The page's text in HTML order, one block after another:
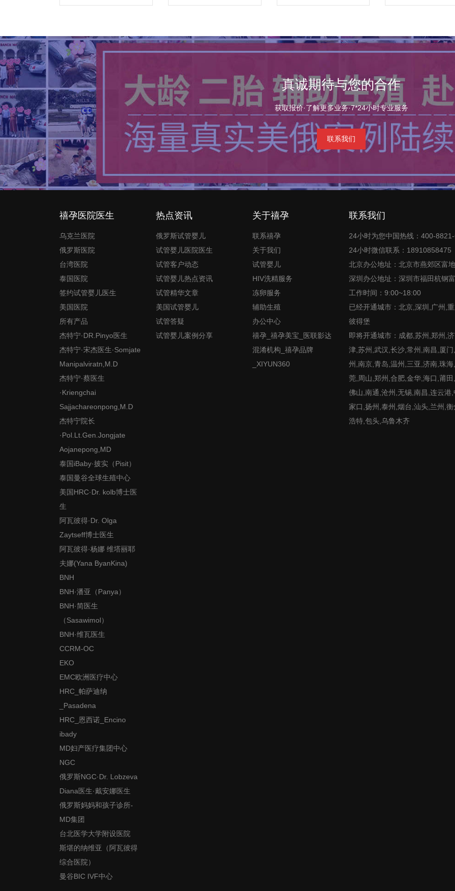
Diana医生·戴安娜医生
（Weena）
真诚期待与您的合作
获取报价·了解更多业务·7*24小时专业服务
联系我们
禧孕医院医生
乌克兰医院
俄罗斯医院
台湾医院
泰国医院
签约试管婴儿医生
美国医院
所有产品
杰特宁·DR.Pinyo医生
杰特宁·宋杰医生·Somjate
Manipalviratn,M.D
杰特宁·蔡医生
·Kriengchai
Sajjachareonpong,M.D
杰特宁院长
·Pol.Lt.Gen.Jongjate
Aojanepong,MD
泰国iBaby·披实（Pisit）
泰国曼谷全球生殖中心
美国HRC·Dr. kolb博士医
生
阿瓦彼得·Dr. Olga
Zaytseff博士医生
阿瓦彼得·杨娜 维塔丽耶
夫娜(Yana ByanKina)
BNH
BNH·潘亚（Panya）
BNH·简医生
（Sasawimol）
BNH·维瓦医生
CCRM-OC
EKO
EMC欧洲医疗中心
HRC_帕萨迪纳
_Pasadena
HRC_恩西诺_Encino
ibady
MD妇产医疗集团中心
NGC
俄罗斯NGC·Dr. Lobzeva
Diana医生·戴安娜医生
俄罗斯妈妈和孩子诊所-
MD集团
台北医学大学附设医院
斯堪的纳维亚（阿瓦彼得
综合医院）
曼谷BIC IVF中心
热点资讯
俄罗斯试管婴儿
试管婴儿医院医生
试管客户动态
试管婴儿热点资讯
试管精华文章
美国试管婴儿
试管答疑
试管婴儿案例分享
关于禧孕
联系禧孕
关于我们
试管婴儿
HIV洗精服务
冻卵服务
辅助生殖
办公中心
禧孕_禧孕美宝_医联影达
混淆机构_禧孕品牌
_XIYUN360
联系我们
24小时为您中国热线：400-
24小时微信联系：18910858475
北京办公地址：北京市燕郊区富
深圳办公地址：深圳市福田杭钢
工作时间：9:00~18:00
已经开通城市：北京,深圳,广州,
彼得堡
即将开通城市：成都,苏州,郑州,
津,苏州,武汉,长沙,常州,南昌,厦
州,南京,青岛,温州,三亚,济南,珠
莞,周山,郑州,合肥,金华,海口,莆
佛山,南通,沧州,无锡,南昌,连云港
家口,扬州,泰州,烟台,汕头,兰州,
浩特,包头,乌鲁木齐